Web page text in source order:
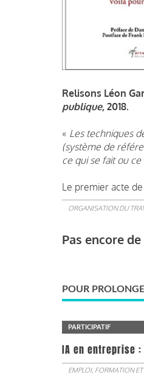
Relisons Léon
publique, 2018.
« Les techniques
(système de
ce qui se fait ou ce
Le premier acte
ORGANISATION DU
Pas encore
POUR
PARTICIPATIF
IA en entreprise
EMPLOI, FORMATION